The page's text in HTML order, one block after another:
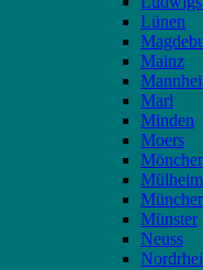
Lünen
Mainz
Marl
Minden
Moers
Münster
Neuss